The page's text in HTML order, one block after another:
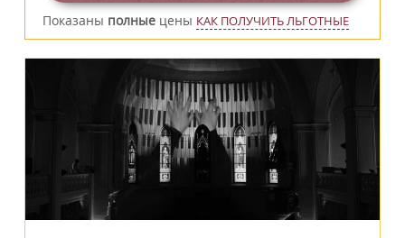
Показаны полные цены КАК ПОЛУЧИТЬ ЛЬГОТНЫЕ